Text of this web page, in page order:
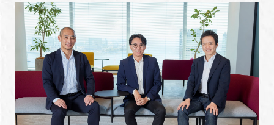
FAQ
イベントお知らせメール登録